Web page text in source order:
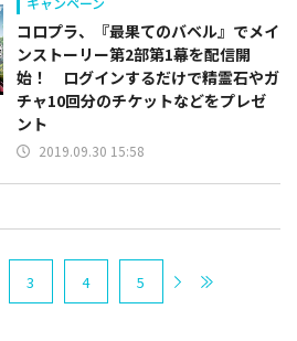
コロプラ、『最果てのバベル』でメイ
ンストーリー第2部第1幕を配信開
始！ ログインするだけで精霊石やガ
チャ10回分のチケットなどをプレゼ
ント
2019.09.30 15:58
3 4 5